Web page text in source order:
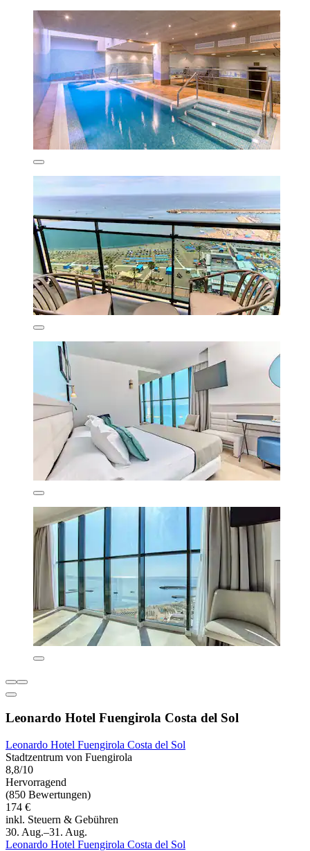
Leonardo Hotel Fuengirola Costa del Sol
Leonardo Hotel Fuengirola Costa del Sol
Stadtzentrum von Fuengirola
8,8/10
Hervorragend
(850 Bewertungen)
174 €
inkl. Steuern & Gebühren
30. Aug.–31. Aug.
Leonardo Hotel Fuengirola Costa del Sol